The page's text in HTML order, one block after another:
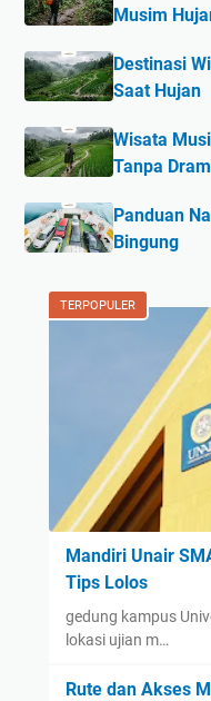
Musim
Destinasi
Saat Hujan
Wisata
Tanpa
Panduan
Bingung
TERPOPULER
Mandiri Unair
Tips Lolos
gedung kampus
lokasi ujian m…
Rute dan Akses